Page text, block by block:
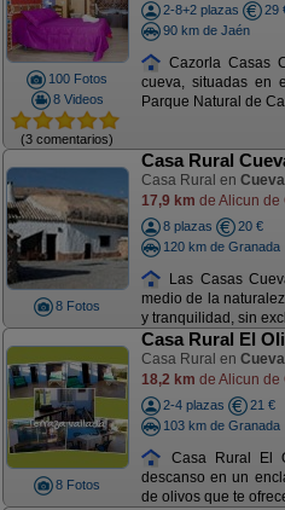
100 Fotos
8 Videos
(3 comentarios)
2-8+2 plazas
29
90 km de Jaén
Cazorla Casas
cueva, situadas en
Parque Natural de
8 Fotos
Casa Rural
Casa Rural en
17,9 km de Alicun de
8 plazas
20 €
120 km de Granada
Las Casas
medio de la
y tranquilidad, sin
8 Fotos
Casa Rural El
Casa Rural en
18,2 km de Alicun de
2-4 plazas
21 €
103 km de Granada
Casa Rural El
descanso en un
de olivos que te